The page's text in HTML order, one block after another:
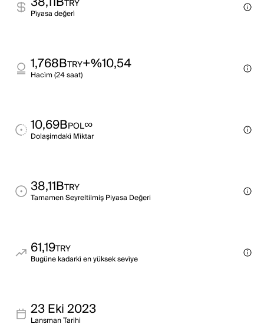
TRY
Pi̇yasa değeri̇
1,768BTRY+%10,54
Haci̇m (24 saat)
10,69BPOL∞
Dolaşimdaki̇ Mi̇ktar
38,11BTRY
Tamamen Seyreltilmiş Piyasa Değeri
61,19TRY
Bugüne kadarki̇ en yüksek sevi̇ye
23 Eki 2023
Lansman Tarihi